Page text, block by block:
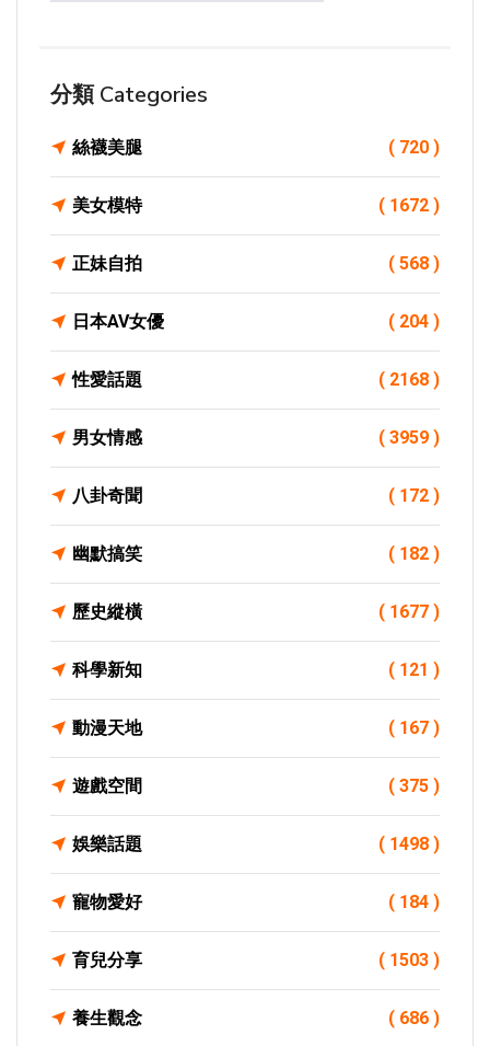
分類 Categories
絲襪美腿 ( 720 )
美女模特 ( 1672 )
正妹自拍 ( 568 )
日本AV女優 ( 204 )
性愛話題 ( 2168 )
男女情感 ( 3959 )
八卦奇聞 ( 172 )
幽默搞笑 ( 182 )
歷史縱橫 ( 1677 )
科學新知 ( 121 )
動漫天地 ( 167 )
遊戲空間 ( 375 )
娛樂話題 ( 1498 )
寵物愛好 ( 184 )
育兒分享 ( 1503 )
養生觀念 ( 686 )